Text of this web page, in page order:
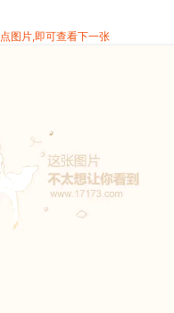
图片,即可查看下一张
大区火
一看